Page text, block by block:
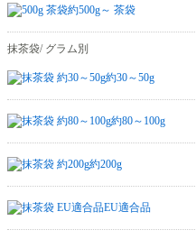
約500g～ 茶袋
抹茶袋/ グラム別
約30～50g
約80～100g
約200g
EU適合品